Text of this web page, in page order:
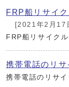
FRP船リサイ
[2021年2月17
FRP船リサイク
携帯電話のリサ
携帯電話のリサ